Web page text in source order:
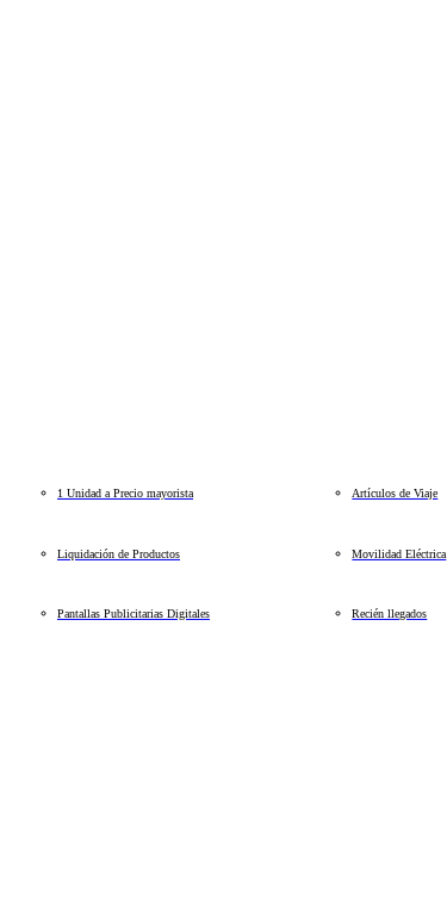
1 Unidad a Precio mayorista Artículos de Viaje
Liquidación de Productos Movilidad Eléctrica
Pantallas Publicitarias Digitales Recién llegados